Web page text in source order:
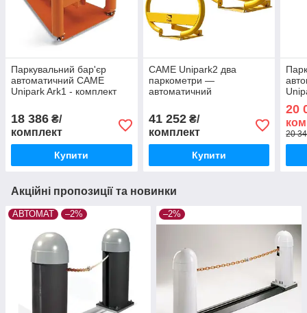
Паркувальний бар'єр
автоматичний CAME
Unipark Ark1 - комплект
18 386 ₴/
комплект
Купити
CAME Unipark2 два
паркометри —
автоматичний
комплект Unip
41 252₴/
комплект
Купити
20
20
Акційні пропозиції та новинки
АВТОМАТ –2% –2%